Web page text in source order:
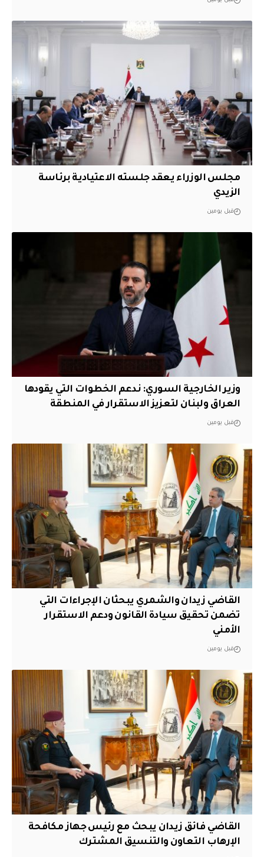
مجلس الوزراء يعقد جلسته الاعتيادية برئاسة
الزيدي
قبل يومين
وزير الخارجية السوري: ندعم الخطوات التي يقودها
العراق ولبنان لتعزيز الاستقرار في المنطقة
قبل يومين
القاضي زيدان والشمري يبحثان الإجراءات التي
تضمن تحقيق سيادة القانون ودعم الاستقرار
الأمني
قبل يومين
القاضي فائق زيدان يبحث مع رئيس جهاز مكافحة
الإرهاب التعاون والتنسيق المشترك